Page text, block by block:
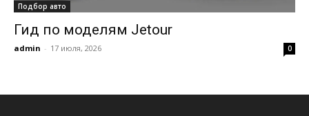
Подбор авто
Гид по моделям Jetour
admin - 17 июля, 2026 0